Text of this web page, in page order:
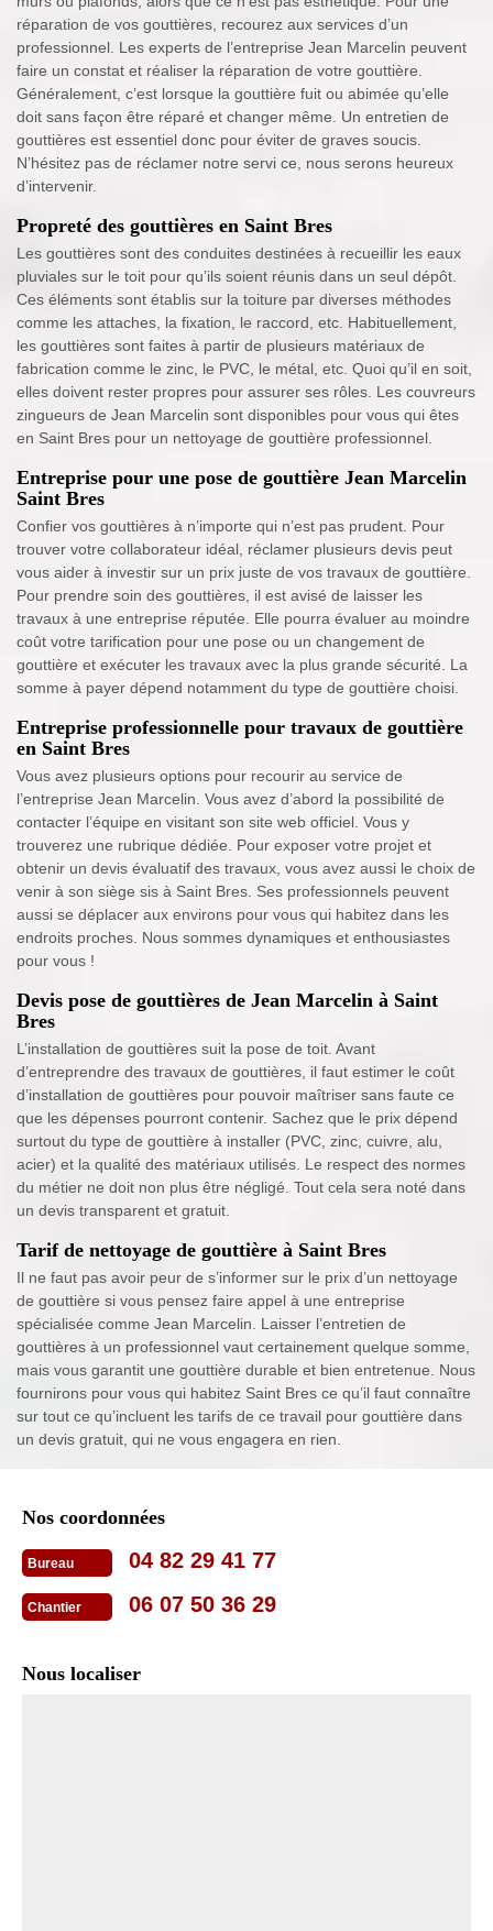
réparation de vos gouttières, recourez aux services d’un
professionnel. Les experts de l’entreprise Jean Marcelin peuvent
faire un constat et réaliser la réparation de votre gouttière.
Généralement, c’est lorsque la gouttière fuit ou abimée qu’elle
doit sans façon être réparé et changer même. Un entretien de
gouttières est essentiel donc pour éviter de graves soucis.
N’hésitez pas de réclamer notre servi ce, nous serons heureux
d’intervenir.
Propreté des gouttières en Saint Bres
Les gouttières sont des conduites destinées à recueillir les eaux
pluviales sur le toit pour qu’ils soient réunis dans un seul dépôt.
Ces éléments sont établis sur la toiture par diverses méthodes
comme les attaches, la fixation, le raccord, etc. Habituellement,
les gouttières sont faites à partir de plusieurs matériaux de
fabrication comme le zinc, le PVC, le métal, etc. Quoi qu’il en soit,
elles doivent rester propres pour assurer ses rôles. Les couvreurs
zingueurs de Jean Marcelin sont disponibles pour vous qui êtes
en Saint Bres pour un nettoyage de gouttière professionnel.
Entreprise pour une pose de gouttière Jean Marcelin
Saint Bres
Confier vos gouttières à n’importe qui n’est pas prudent. Pour
trouver votre collaborateur idéal, réclamer plusieurs devis peut
vous aider à investir sur un prix juste de vos travaux de gouttière.
Pour prendre soin des gouttières, il est avisé de laisser les
travaux à une entreprise réputée. Elle pourra évaluer au moindre
coût votre tarification pour une pose ou un changement de
gouttière et exécuter les travaux avec la plus grande sécurité. La
somme à payer dépend notamment du type de gouttière choisi.
Entreprise professionnelle pour travaux de gouttière
en Saint Bres
Vous avez plusieurs options pour recourir au service de
l’entreprise Jean Marcelin. Vous avez d’abord la possibilité de
contacter l’équipe en visitant son site web officiel. Vous y
trouverez une rubrique dédiée. Pour exposer votre projet et
obtenir un devis évaluatif des travaux, vous avez aussi le choix de
venir à son siège sis à Saint Bres. Ses professionnels peuvent
aussi se déplacer aux environs pour vous qui habitez dans les
endroits proches. Nous sommes dynamiques et enthousiastes
pour vous !
Devis pose de gouttières de Jean Marcelin à Saint
Bres
L’installation de gouttières suit la pose de toit. Avant
d’entreprendre des travaux de gouttières, il faut estimer le coût
d’installation de gouttières pour pouvoir maîtriser sans faute ce
que les dépenses pourront contenir. Sachez que le prix dépend
surtout du type de gouttière à installer (PVC, zinc, cuivre, alu,
acier) et la qualité des matériaux utilisés. Le respect des normes
du métier ne doit non plus être négligé. Tout cela sera noté dans
un devis transparent et gratuit.
Tarif de nettoyage de gouttière à Saint Bres
Il ne faut pas avoir peur de s’informer sur le prix d’un nettoyage
de gouttière si vous pensez faire appel à une entreprise
spécialisée comme Jean Marcelin. Laisser l’entretien de
gouttières à un professionnel vaut certainement quelque somme,
mais vous garantit une gouttière durable et bien entretenue. Nous
fournirons pour vous qui habitez Saint Bres ce qu’il faut connaître
sur tout ce qu’incluent les tarifs de ce travail pour gouttière dans
un devis gratuit, qui ne vous engagera en rien.
Nos coordonnées
Bureau 04 82 29 41 77
Chantier 06 07 50 36 29
Nous localiser